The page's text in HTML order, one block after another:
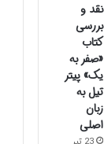
نقد و
بررسی
کتاب
«صفر به
یک» پیتر
تیل به
زبان
اصلی